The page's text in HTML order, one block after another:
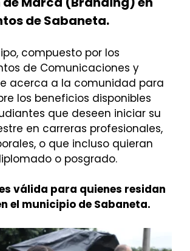
de Sabaneta.
compuesto por los
de Comunicaciones y
acerca a la comunidad para
los beneficios disponibles
que deseen iniciar su
en carreras profesionales,
o que incluso quieran
o posgrado.
válida para quienes residan
el municipio de Sabaneta.